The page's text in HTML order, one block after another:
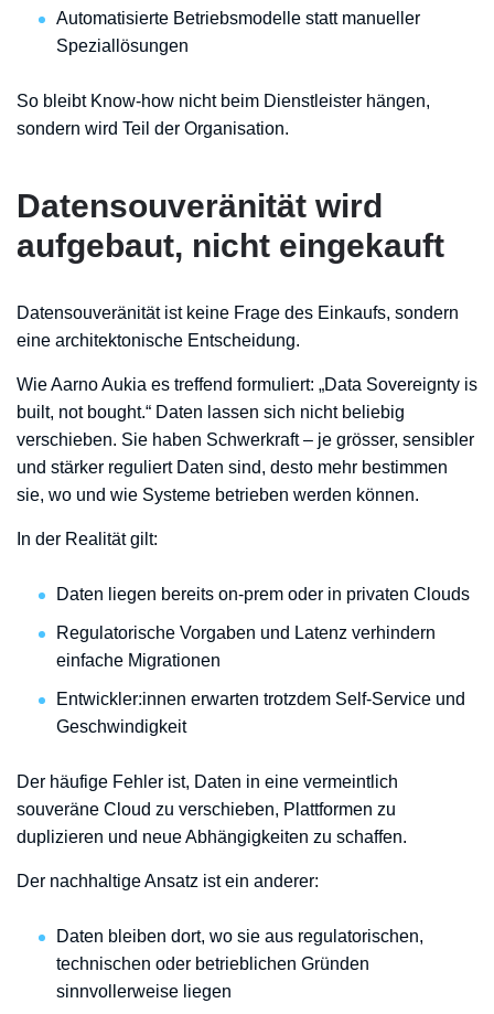
Automatisierte Betriebsmodelle statt manueller
Speziallösungen
So bleibt Know-how nicht beim Dienstleister hängen,
sondern wird Teil der Organisation.
Datensouveränität wird
aufgebaut, nicht eingekauft
Datensouveränität ist keine Frage des Einkaufs, sondern
eine architektonische Entscheidung.
Wie Aarno Aukia es treffend formuliert: „Data Sovereignty is
built, not bought.“ Daten lassen sich nicht beliebig
verschieben. Sie haben Schwerkraft – je grösser, sensibler
und stärker reguliert Daten sind, desto mehr bestimmen
sie, wo und wie Systeme betrieben werden können.
In der Realität gilt:
Daten liegen bereits on-prem oder in privaten Clouds
Regulatorische Vorgaben und Latenz verhindern
einfache Migrationen
Entwickler:innen erwarten trotzdem Self-Service und
Geschwindigkeit
Der häufige Fehler ist, Daten in eine vermeintlich
souveräne Cloud zu verschieben, Plattformen zu
duplizieren und neue Abhängigkeiten zu schaffen.
Der nachhaltige Ansatz ist ein anderer:
Daten bleiben dort, wo sie aus regulatorischen,
technischen oder betrieblichen Gründen
sinnvollerweise liegen